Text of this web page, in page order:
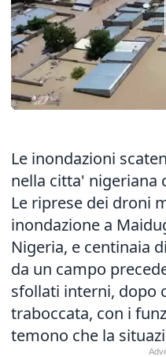
Le inondazioni
nella citta' nigeriana
Le riprese dei droni
inondazione a
Nigeria, e centinaia
da un campo
sfollati interni, dopo
traboccata, con i
temono che la